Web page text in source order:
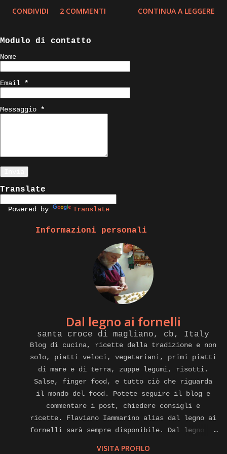
CONDIVIDI 2 COMMENTI CONTINUA A LEGGERE
Modulo di contatto
Nome
Email *
Messaggio *
Translate
Powered by Translate
Informazioni personali
Dal legno ai fornelli
santa croce di magliano, cb, Italy
Blog di cucina, ricette della tradizione e non
solo, piatti veloci, vegetariani, primi piatti
di mare e di terra, zuppe legumi, risotti.
Salse, finger food, e tutto ciò che riguarda
il mondo del food. Potete seguire il blog e
commentare i post, chiedere consigli e
ricette. Flaviano Iammarino alias dal legno ai
fornelli sarà sempre disponibile. Dal legno ai
VISITA PROFILO